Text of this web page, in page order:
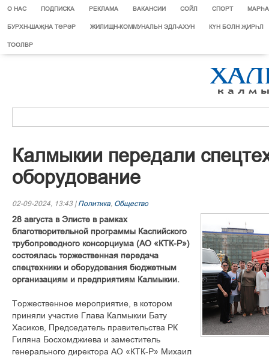
О НАС ПОДПИСКА РЕКЛАМА ВАКАНСИИ СОЙЛ СПОРТ
БУРХН-ШАҖНА ТӨРӘР ЖИЛИЩН-КОММУНАЛЬН ЭДЛ-АХУН КҮН БОЛН ҖИРҺЛ
ТООЛВР
Калмыкии передали
оборудование
02-09-2024, 13:43 | Политика, Общество
28 августа в Элисте в рамках
благотворительной программы Каспийского
трубопроводного консорциума (АО «КТК-Р»)
состоялась торжественная передача
спецтехники и оборудования бюджетным
организациям и предприятиям Калмыкии.
Торжественное мероприятие, в котором
приняли участие Глава Калмыкии Бату
Хасиков, Председатель правительства РК
Гиляна Босхомджиева и заместитель
генерального директора АО «КТК-Р» Михаил